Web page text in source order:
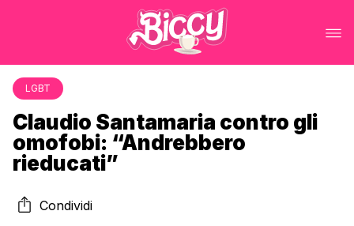
LGBT
Claudio Santamaria contro gli
omofobi: “Andrebbero
rieducati”
Condividi